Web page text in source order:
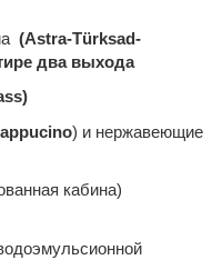
(Astra-Türksad-
два выхода
) и нержавеющие
кабина)